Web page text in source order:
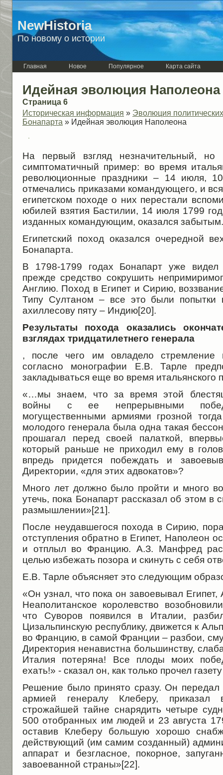
NewHistoria
По новому о истории
Главная Новое Популярное Карта сайта
Идейная эволюция Наполеона
Страница 6
Историческая информация » Эволюция
Бонапарта » Идейная эволюция Наполеона
На первый взгляд незначительный,
симптоматичный пример: во время
революционные праздники – 14 июля,
отмечались приказами командующего, и
египетском походе о них перестали
юбилей взятия Бастилии, 14 июля 1799
изданных командующим, оказался забытым.
Египетский поход оказался очередной
Бонапарта.
В 1798-1799 годах Бонапарт уже
прежде средство сокрушить
Англию. Поход в Египет и Сирию,
Типу Султаном – все это были попытки
ахиллесову пяту – Индию[20].
Результаты похода оказались
взглядах тридцатилетнего генерала
, после чего им овладело стремление
согласно монографии Е.В. Тарле
закладываться еще во время итальянского
«…мы знаем, что за время этой
войны с ее непрерывными
могущественными армиями грозной
молодого генерала была одна такая
прошагал перед своей палаткой,
который раньше не приходил ему в
впредь придется побеждать и
Директории, «для этих адвокатов»?
Много лет должно было пройти и много
утечь, пока Бонапарт рассказал об этом
размышлении»[21].
После неудавшегося похода в Сирию,
отступления обратно в Египет, Наполеон
и отплыл во Францию. А.З. Манфред
целью избежать позора и скинуть с себя
Е.В. Тарле объясняет это следующим
«Он узнал, что пока он завоевывал Египет,
Неаполитанское королевство
что Суворов появился в Италии,
Цизальпинскую республику, движется к
во Францию, в самой Франции – разбои,
Директория ненавистна большинству,
Италия потеряна! Все плоды моих
ехать!» - сказал он, как только прочел газету
Решение было принято сразу. Он передал
армией генералу Клеберу,
строжайшей тайне снарядить четыре
500 отобранных им людей и 23 августа
оставив Клеберу большую хорошо
действующий (им самим созданный)
аппарат и безгласное, покорное,
завоеванной страны»[22].